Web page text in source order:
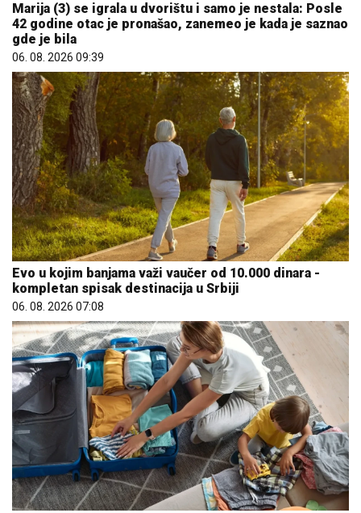
Marija (3) se igrala u dvorištu i samo je nestala: Posle
42 godine otac je pronašao, zanemeo je kada je saznao
gde je bila
06. 08. 2026 09:39
Evo u kojim banjama važi vaučer od 10.000 dinara -
kompletan spisak destinacija u Srbiji
06. 08. 2026 07:08